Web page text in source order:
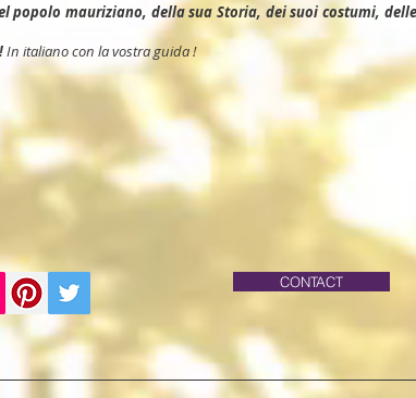
popolo mauriziano, della sua Storia, dei suoi costumi,
In italiano con la vostra guida !
CONTACT